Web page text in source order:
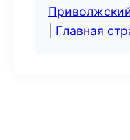
Главная